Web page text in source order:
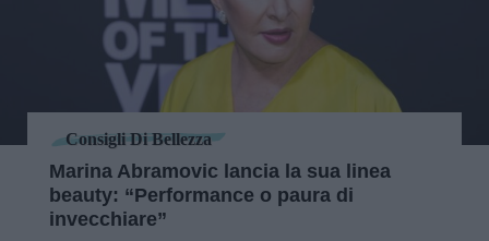
Consigli Di Bellezza
Marina Abramovic lancia la sua linea
beauty: “Performance o paura di
invecchiare”